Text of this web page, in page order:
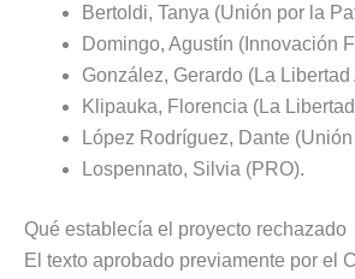
Bertoldi, Tanya (Unión por la
Domingo, Agustín (Innovación
González, Gerardo (La Libertad
Klipauka, Florencia (La
López Rodríguez, Dante
Lospennato, Silvia (PRO).
Qué establecía el proyecto rechazado
El texto aprobado previamente por el